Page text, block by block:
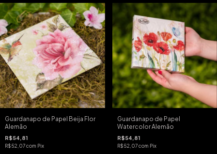
Guardanapo de Papel Beija Flor
Alemão
R$54,81
R$52,07com Pix
Guardanapo de Papel
Watercolor Alemão
R$54,81
R$52,07com Pix